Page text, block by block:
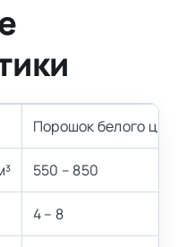
Порошок белого
550 – 850
4 – 8